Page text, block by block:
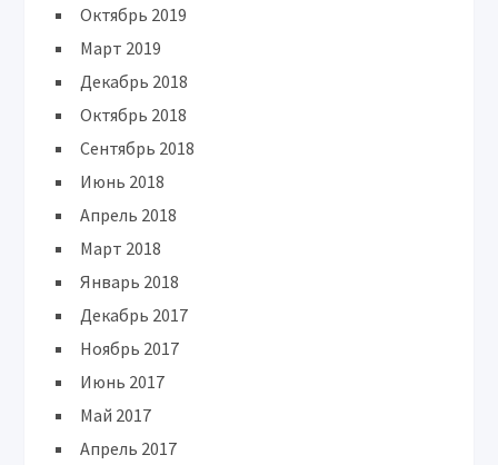
Октябрь 2019
Март 2019
Декабрь 2018
Октябрь 2018
Сентябрь 2018
Июнь 2018
Апрель 2018
Март 2018
Январь 2018
Декабрь 2017
Ноябрь 2017
Июнь 2017
Май 2017
Апрель 2017